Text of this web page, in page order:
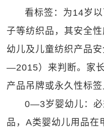
看标签：为14岁
子等纺织品，其安全
幼儿及儿童纺织产品
—2015）来判断。家
产品吊牌或永久性标签
0—3岁婴幼儿：必
品，A类婴幼儿用品在